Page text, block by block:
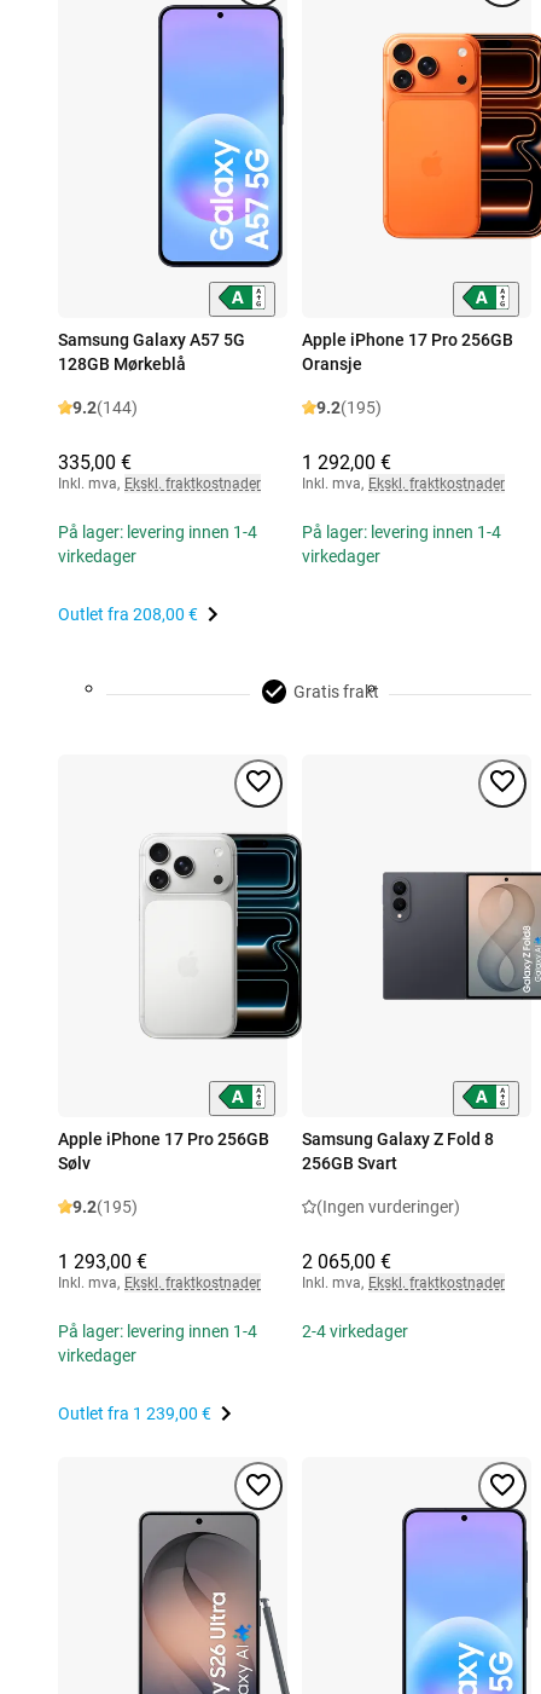
Samsung Galaxy A57 5G
128GB Mørkeblå
9.2(144)
335,00 €
Inkl. mva, Ekskl. fraktkostnader
På lager: levering innen 1-4
virkedager
Outlet fra 208,00 €
Apple iPhone 17 Pro 256GB
Oransje
9.2(195)
1 292,00 €
Inkl. mva, Ekskl. fraktkostnader
På lager: levering innen 1-4
virkedager
Gratis frakt
Apple iPhone 17 Pro 256GB
Sølv
9.2(195)
1 293,00 €
Inkl. mva, Ekskl. fraktkostnader
På lager: levering innen 1-4
virkedager
Outlet fra 1 239,00 €
Samsung Galaxy Z Fold 8
256GB Svart
(Ingen vurderinger)
2 065,00 €
Inkl. mva, Ekskl. fraktkostnader
2-4 virkedager